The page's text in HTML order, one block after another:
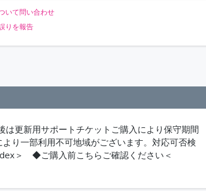
いて問い合わせ
りを報告
更新用サポートチケットご購入により保守期間
り一部利用不可地域がございます。対応可否検
＞ ◆ご購入前こちらご確認ください＜